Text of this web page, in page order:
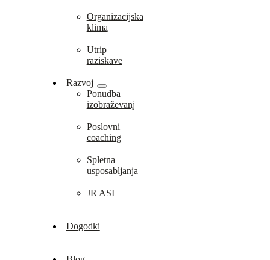
Organizacijska
klima
Utrip
raziskave
Razvoj
Ponudba
izobraževanj
Poslovni
coaching
Spletna
usposabljanja
JR ASI
Dogodki